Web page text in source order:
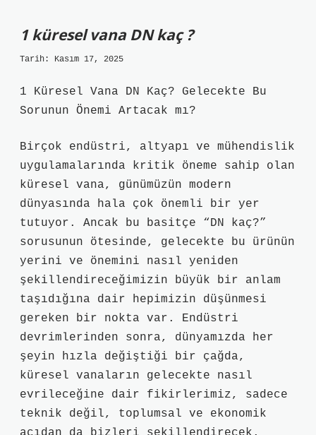
1 küresel vana DN kaç ?
Tarih: Kasım 17, 2025
1 Küresel Vana DN Kaç? Gelecekte Bu
Sorunun Önemi Artacak mı?
Birçok endüstri, altyapı ve mühendislik
uygulamalarında kritik öneme sahip olan
küresel vana, günümüzün modern
dünyasında hala çok önemli bir yer
tutuyor. Ancak bu basitçe “DN kaç?”
sorusunun ötesinde, gelecekte bu ürünün
yerini ve önemini nasıl yeniden
şekillendireceğimizin büyük bir anlam
taşıdığına dair hepimizin düşünmesi
gereken bir nokta var. Endüstri
devrimlerinden sonra, dünyamızda her
şeyin hızla değiştiği bir çağda,
küresel vanaların gelecekte nasıl
evrileceğine dair fikirlerimiz, sadece
teknik değil, toplumsal ve ekonomik